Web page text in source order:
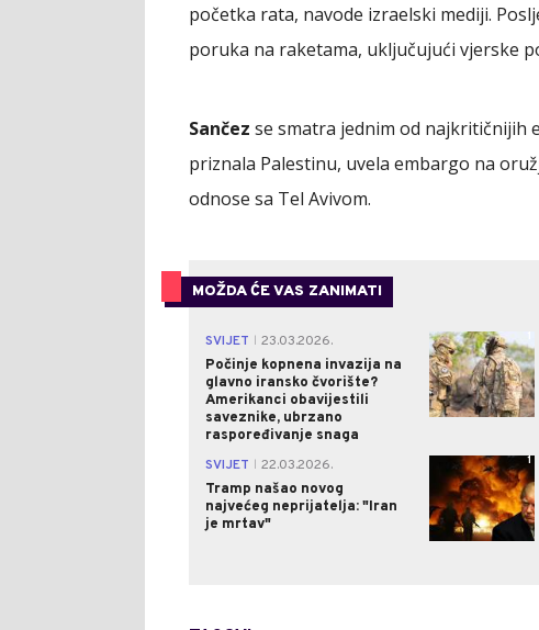
početka rata, navode izraelski mediji.
poruka na raketama, uključujući vjerske
Sančez se smatra jednim od najkritičnijih
priznala Palestinu, uvela embargo na
odnose sa Tel Avivom.
MOŽDA ĆE VAS ZANIMATI
SVIJET
23.03.2026.
Počinje kopnena invazija na
glavno iransko čvorište?
Amerikanci obavijestili
saveznike, ubrzano
raspoređivanje snaga
SVIJET
22.03.2026.
Tramp našao novog
najvećeg neprijatelja: "Iran
je mrtav"
1